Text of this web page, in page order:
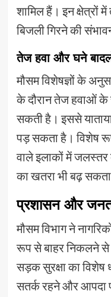
शामिल हैं। इन क्षेत्रों
बिजली गिरने की
तेज हवा और घने
मौसम विशेषज्ञों के
के दौरान तेज हवाओं के
सकती है। इससे
पड़ सकता है। विशेष
वाले इलाकों में जलस्तर
का खतरा भी बढ़
प्रशासन और
मौसम विभाग ने
रूप से बाहर निकलने से
सड़क सुरक्षा का विशेष
सतर्क रहने और आपदा